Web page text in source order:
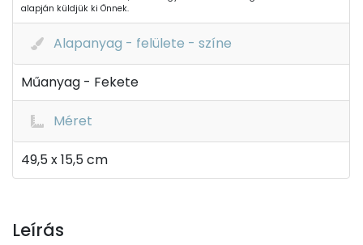
alapján küldjük ki Önnek.
Alapanyag - felülete - színe
Műanyag - Fekete
Méret
49,5 x 15,5 cm
Leírás